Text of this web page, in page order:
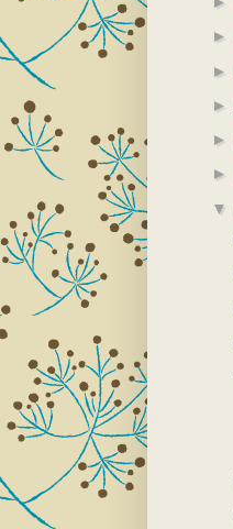
►
►
►
►
►
▼